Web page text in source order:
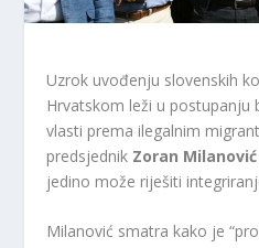
Uzrok uvođenju slovenskih
Hrvatskom leži u postupanju
vlasti prema ilegalnim
predsjednik Zoran Milanović
jedino može riješiti
Milanović smatra kako je